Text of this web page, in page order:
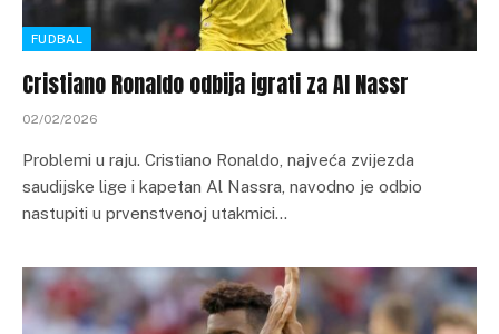
FUDBAL
Cristiano Ronaldo odbija igrati za Al Nassr
02/02/2026
Problemi u raju. Cristiano Ronaldo, najveća zvijezda
saudijske lige i kapetan Al Nassra, navodno je odbio
nastupiti u prvenstvenoj utakmici…